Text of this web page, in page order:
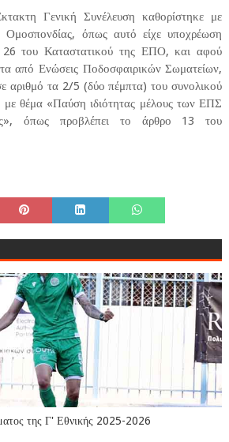
Γενική Συνέλευση καθορίστηκε με
όπως αυτό είχε υποχρέωση
του Καταστατικού της ΕΠΟ, και αφού
από Ενώσεις Ποδοσφαιρικών Σωματείων,
αριθμό τα 2/5 (δύο πέμπτα) του συνολικού
με θέμα «Παύση ιδιότητας μέλους των ΕΠΣ
όπως προβλέπει το άρθρο 13 του
της Γ' Εθνικής 2025-2026